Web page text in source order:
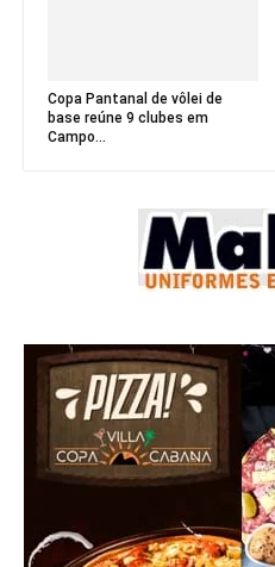
Copa Pantanal de vôlei de
base reúne 9 clubes em
Campo...